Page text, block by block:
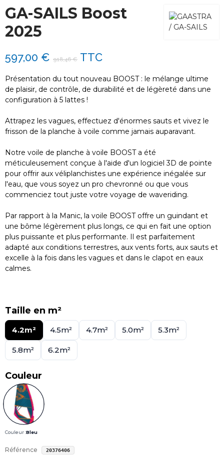
GA-SAILS Boost
2025
597,00 € 918,46 € TTC
Présentation du tout nouveau BOOST : le mélange ultime
de plaisir, de contrôle, de durabilité et de légèreté dans une
configuration à 5 lattes !
Attrapez les vagues, effectuez d'énormes sauts et vivez le
frisson de la planche à voile comme jamais auparavant.
Notre voile de planche à voile BOOST a été
méticuleusement conçue à l'aide d'un logiciel 3D de pointe
pour offrir aux véliplanchistes une expérience inégalée sur
l'eau, que vous soyez un pro chevronné ou que vous
commenciez tout juste votre voyage de waveriding.
Par rapport à la Manic, la voile BOOST offre un guindant et
une bôme légèrement plus longs, ce qui en fait une option
plus puissante et plus performante. Il est parfaitement
adapté aux conditions terrestres, aux vents forts, aux sauts et
excelle à la fois dans les vagues et dans le clapot en eaux
calmes.
Taille en m²
4.2m² 4.5m² 4.7m² 5.0m² 5.3m²
5.8m² 6.2m²
Couleur
Couleur :Bleu
Référence 20376406